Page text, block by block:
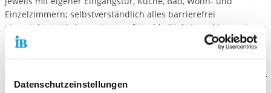
Datenschutzeinstellungen
Einzelzimmern; selbstverständlich alles barrierefrei
eingerichtet. Wir legen Wert auf Nachhaltigkeit und kooperieren
mit regionalen Unternehmen.